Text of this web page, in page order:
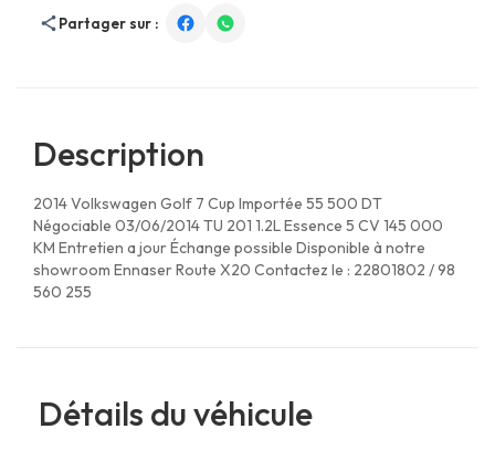
Partager sur :
Description
2014 Volkswagen Golf 7 Cup Importée 55 500 DT
Négociable 03/06/2014 TU 201 1.2L Essence 5 CV 145 000
KM Entretien a jour Échange possible Disponible à notre
showroom Ennaser Route X20 Contactez le : 22801802 / 98
560 255
Détails du véhicule